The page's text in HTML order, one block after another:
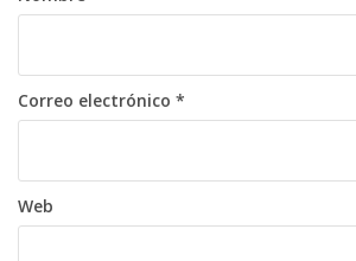
Correo electrónico *
Web